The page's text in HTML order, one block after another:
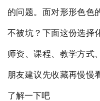
的问题。面对形形色色
不被坑？下面这份选择
师资、课程、教学方式
朋友建议先收藏再慢慢
了解一下吧